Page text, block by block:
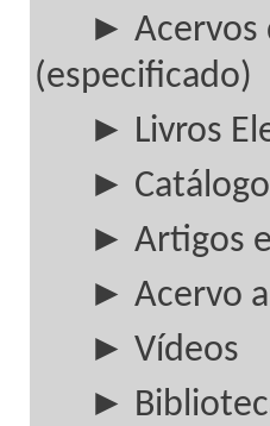
► Acervos
(especificado)
► Livros
►
► Artigos
► Acervo
► Vídeos
►